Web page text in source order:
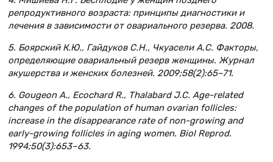
репродуктивного возраста: принципы диагностики и
лечения в зависимости от овариального резерва. 2008.
5. Боярский К.Ю., Гайдуков С.Н., Чкуасели А.С. Факторы,
определяющие овариальный резерв женщины. Журнал
акушерства и женских болезней. 2009;58(2):65–71.
6. Gougeon A., Ecochard R., Thalabard J.C. Age-related
changes of the population of human ovarian follicles:
increase in the disappearance rate of non-growing and
early-growing follicles in aging women. Biol Reprod.
1994;50(3):653–63.